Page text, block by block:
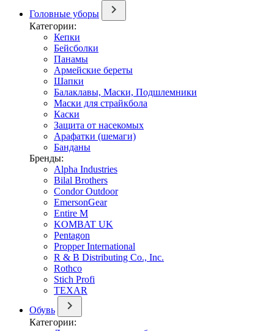
Головные уборы
Категории:
Кепки
Бейсболки
Панамы
Армейские береты
Шапки
Балаклавы, Маски, Подшлемники
Маски для страйкбола
Каски
Защита от насекомых
Арафатки (шемаги)
Банданы
Бренды:
Alpha Industries
Bilal Brothers
Condor Outdoor
EmersonGear
Entire M
KOMBAT UK
Pentagon
Propper International
R & B Distributing Co., Inc.
Rothco
Stich Profi
TEXAR
Обувь
Категории: